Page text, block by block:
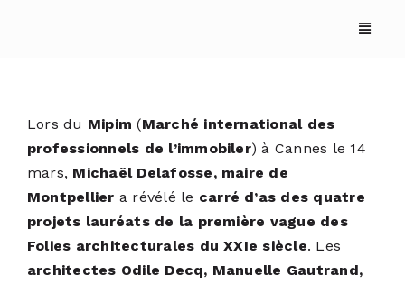
Lors du Mipim (Marché international des
professionnels de l’immobiler) à Cannes le 14
mars, Michaël Delafosse, maire de
Montpellier a révélé le carré d’as des quatre
projets lauréats de la première vague des
Folies architecturales du XXIe siècle. Les
architectes Odile Decq, Manuelle Gautrand,
ACCUEIL